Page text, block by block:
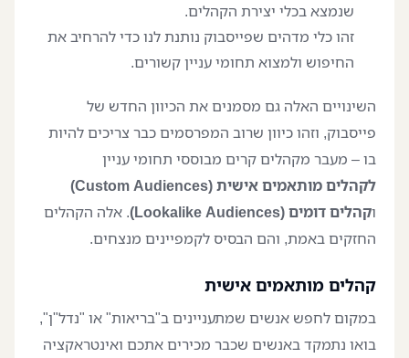
שנמצא בכלי יצירת הקהלים.
זהו כלי מדהים שפייסבוק נותנת לנו כדי להרחיב את
החיפוש ולמצוא תחומי עניין קשורים.
השינויים האלה גם מסמנים את הכיוון החדש של
פייסבוק, וזהו כיוון שרוב המפרסמים כבר צריכים להיות
בו – מעבר מקהלים קרים מבוססי תחומי עניין
לקהלים מותאמים אישית (Custom Audiences)
וקהלים דומים (Lookalike Audiences)
. אלה הקהלים
החזקים באמת, והם הבסיס לקמפיינים מנצחים.
קהלים מותאמים אישית
במקום לחפש אנשים שמתעניינים ב"בריאות" או "נדל"ן",
בואו נתמקד באנשים שכבר מכירים אתכם ואינטראקציה